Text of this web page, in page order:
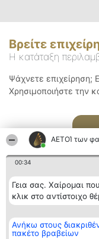
ΑΕΤΟΊ των
00:34
Γεια σας. Χαίρομαι
κλικ στο αντίστοιχο
Ανήκω στους
πακέτο βραβείων
Βρείτε
Η κατάταξη
Ψάχνετε επιχείρηση;
Χρησιμοποιήστε την
Διοργανωτής της
κατάταξης
BEAUTIFUL COMPANY